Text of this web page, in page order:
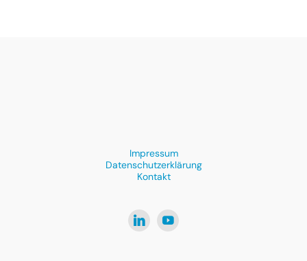
Impressum
Datenschutzerklärung
Kontakt